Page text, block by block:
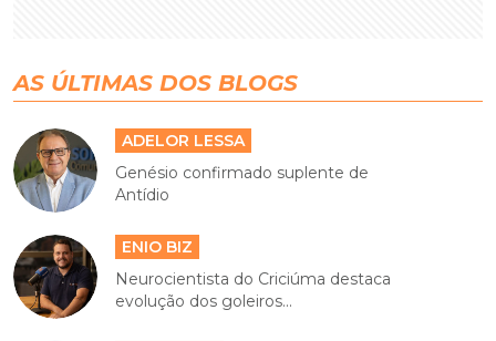
AS ÚLTIMAS DOS BLOGS
ADELOR LESSA
Genésio confirmado suplente de
Antídio
ENIO BIZ
Neurocientista do Criciúma destaca
evolução dos goleiros...